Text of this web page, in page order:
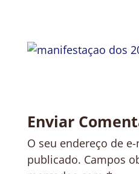
Enviar
O seu endereço de
publicado. Campos